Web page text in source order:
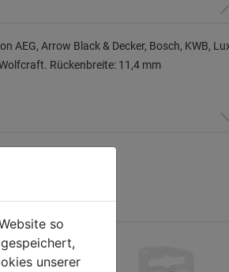
Arrow Black & Decker, Bosch, KWB,
Rückenbreite: 11,4 mm
so
unserer